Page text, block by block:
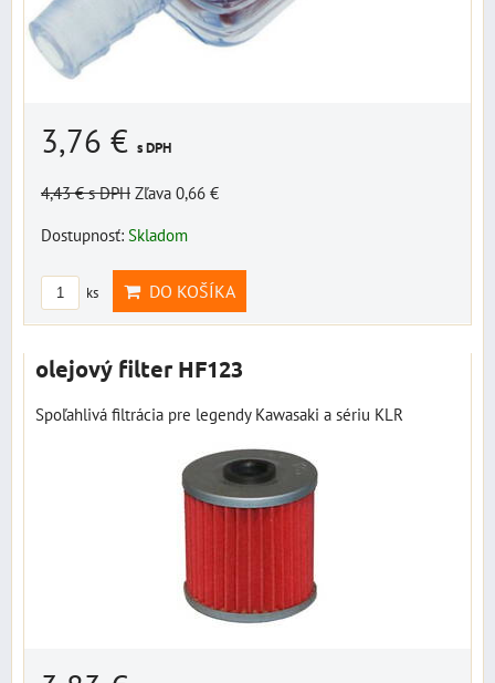
3,76 € s DPH
4,43 €s DPH Zľava 0,66 €
Dostupnosť: Skladom
ks DO KOŠÍKA
olejový filter HF123
Spoľahlivá filtrácia pre legendy Kawasaki a sériu KLR